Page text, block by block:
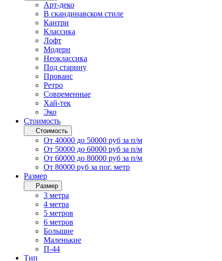
Арт-деко
В скандинавском стиле
Кантри
Классика
Лофт
Модерн
Неоклассика
Под старину
Прованс
Ретро
Современные
Хай-тек
Эко
Стоимость
Стоимость
От 40000 до 50000 руб за п/м
От 50000 до 60000 руб за п/м
От 60000 до 80000 руб за п/м
От 80000 руб за пог. метр
Размер
Размер
3 метра
4 метра
5 метров
6 метров
Большие
Маленькие
П-44
Тип